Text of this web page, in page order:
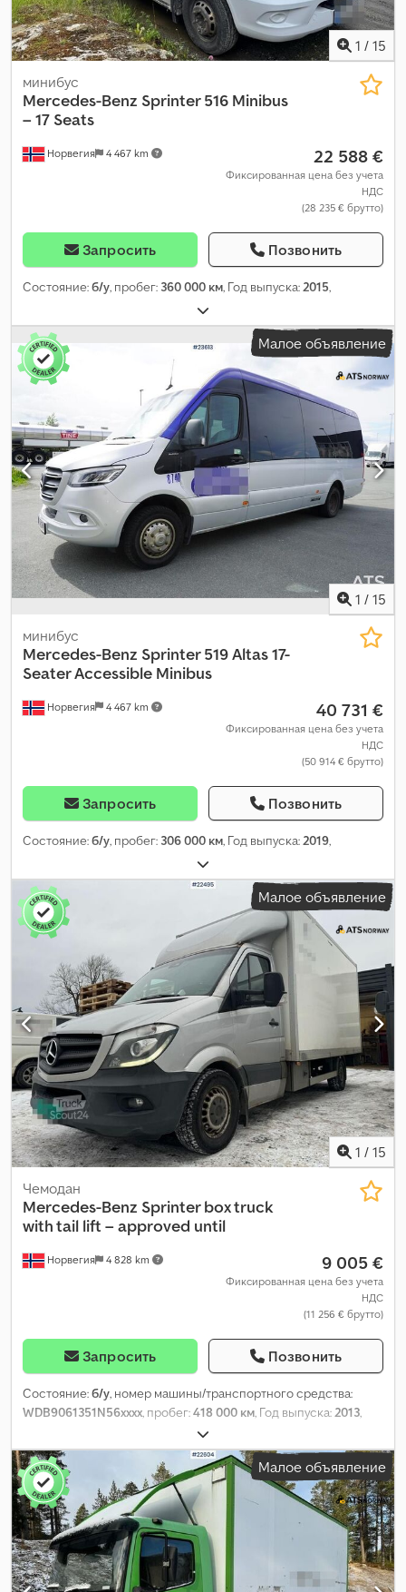
1 / 15
Норвегия 4 467 km
минибус
Mercedes-Benz Sprinter 516 Minibus
– 17 Seats
22 588 €
Фиксированная цена без учета
НДС
(28 235 € брутто)
Запросить Позвонить
Состояние:б/у, пробег: 360 000 км, Год выпуска:2015,
Малое объявление
1 / 15
Норвегия 4 467 km
минибус
Mercedes-Benz Sprinter 519 Altas 17-
Seater Accessible Minibus
40 731 €
Фиксированная цена без учета
НДС
(50 914 € брутто)
Запросить Позвонить
Состояние:б/у, пробег: 306 000 км, Год выпуска:2019,
Малое объявление
1 / 15
Норвегия 4 828 km
Чемодан
Mercedes-Benz Sprinter box truck
with tail lift – approved until
9 005 €
Фиксированная цена без учета
НДС
(11 256 € брутто)
Запросить Позвонить
Состояние:б/у, номер машины/транспортного средства:
WDB9061351N56xxxx, пробег:418 000 км, Год выпуска:2013,
Малое объявление